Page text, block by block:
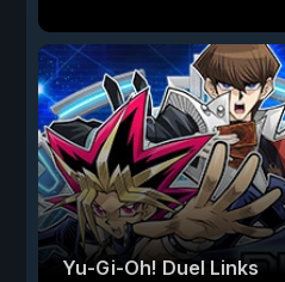
Yu-Gi-Oh! Duel Links